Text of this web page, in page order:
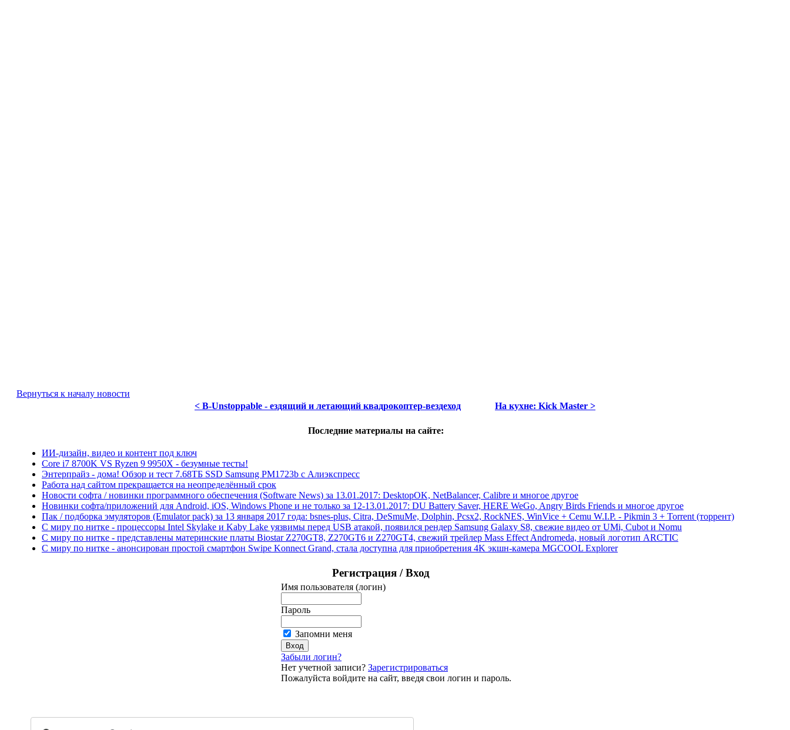
Вернуться к началу новости
< B-Unstoppable - ездящий и летающий квадрокоптер-вездеход
На кухне: Kick Master >
Последние материалы на сайте:
ИИ-дизайн, видео и контент под ключ
Core i7 8700K VS Ryzen 9 9950X - безумные тесты!
Энтерпрайз - дома! Обзор и тест 7.68ТБ SSD Samsung PM1723b с Алиэкспресс
Работа над сайтом прекращается на неопределённый срок
Новости софта / новинки программного обеспечения (Software News) за 13.01.2017: DesktopOK, NetBalancer, Calibre и многое другое
Новинки софта/приложений для Android, iOS, Windows Phone и не только за 12-13.01.2017: DU Battery Saver, HERE WeGo, Angry Birds Friends и многое другое
Пак / подборка эмуляторов (Emulator pack) за 13 января 2017 года: bsnes-plus, Citra, DeSmuMe, Dolphin, Pcsx2, RockNES, WinVice + Cemu W.I.P. - Pikmin 3 + Torrent (торрент)
С миру по нитке - процессоры Intel Skylake и Kaby Lake уязвимы перед USB атакой, появился рендер Samsung Galaxy S8, свежие видео от UMi, Cubot и Nomu
С миру по нитке - представлены материнские платы Biostar Z270GT8, Z270GT6 и Z270GT4, свежий трейлер Mass Effect Andromeda, новый логотип ARCTIC
С миру по нитке - анонсирован простой смартфон Swipe Konnect Grand, стала доступна для приобретения 4K экшн-камера MGCOOL Explorer
Регистрация / Вход
Имя пользователя (логин)
Пароль
Запомни меня
Забыли логин?
Нет учетной записи? Зарегистрироваться
Пожалуйста войдите на сайт, введя свои логин и пароль.